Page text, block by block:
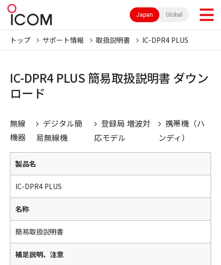
Japan Global
トップ サポート情報 取扱説明書 IC-DPR4 PLUS
IC-DPR4 PLUS 簡易取扱説明書 ダウン
ロード
無線
機器
デジタル簡
易無線機
登録局 増波対
応モデル
携帯機（ハ
ンディ）
製品名
IC-DPR4 PLUS
名称
簡易取扱説明書
補足説明、注意